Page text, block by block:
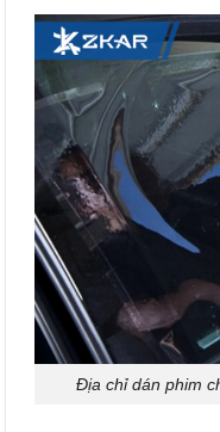
Địa chỉ dán phim